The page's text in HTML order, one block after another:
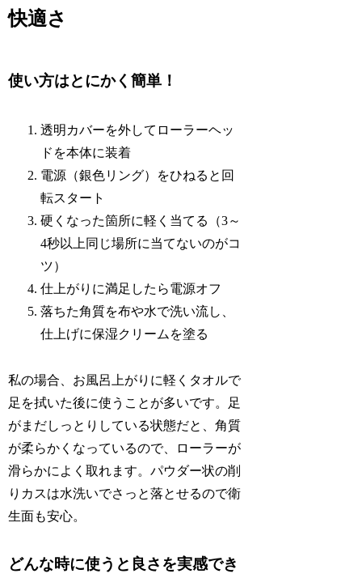
快適さ
使い方はとにかく簡単！
透明カバーを外してローラーヘッ
ドを本体に装着
電源（銀色リング）をひねると回
転スタート
硬くなった箇所に軽く当てる（3～
4秒以上同じ場所に当てないのがコ
ツ）
仕上がりに満足したら電源オフ
落ちた角質を布や水で洗い流し、
仕上げに保湿クリームを塗る
私の場合、お風呂上がりに軽くタオルで
足を拭いた後に使うことが多いです。足
がまだしっとりしている状態だと、角質
が柔らかくなっているので、ローラーが
滑らかによく取れます。パウダー状の削
りカスは水洗いでさっと落とせるので衛
生面も安心。
どんな時に使うと良さを実感でき